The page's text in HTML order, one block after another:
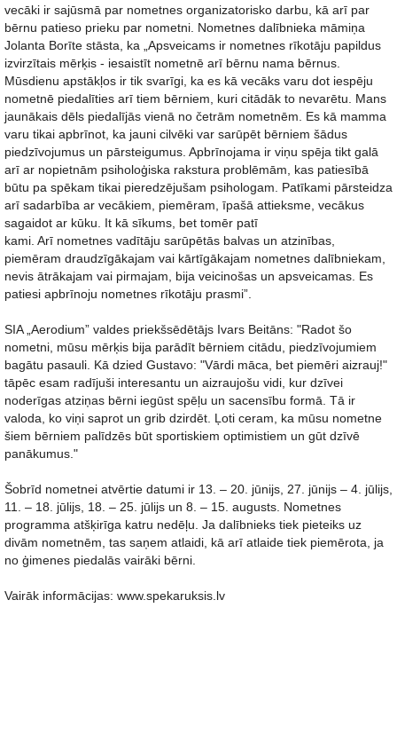
vecāki ir sajūsmā par nometnes organizatorisko darbu, kā arī par
bērnu patieso prieku par nometni. Nometnes dalībnieka māmiņa
Jolanta Borīte stāsta, ka „Apsveicams ir nometnes rīkotāju papildus
izvirzītais mērķis - iesaistīt nometnē arī bērnu nama bērnus.
Mūsdienu apstākļos ir tik svarīgi, ka es kā vecāks varu dot iespēju
nometnē piedalīties arī tiem bērniem, kuri citādāk to nevarētu. Mans
jaunākais dēls piedalījās vienā no četrām nometnēm. Es kā mamma
varu tikai apbrīnot, ka jauni cilvēki var sarūpēt bērniem šādus
piedzīvojumus un pārsteigumus. Apbrīnojama ir viņu spēja tikt galā
arī ar nopietnām psiholoģiska rakstura problēmām, kas patiesībā
būtu pa spēkam tikai pieredzējušam psihologam. Patīkami pārsteidza
arī sadarbība ar vecākiem, piemēram, īpašā attieksme, vecākus
sagaidot ar kūku. It kā sīkums, bet tomēr patī
kami. Arī nometnes vadītāju sarūpētās balvas un atzinības,
piemēram draudzīgākajam vai kārtīgākajam nometnes dalībniekam,
nevis ātrākajam vai pirmajam, bija veicinošas un apsveicamas. Es
patiesi apbrīnoju nometnes rīkotāju prasmi”.
SIA „Aerodium” valdes priekšsēdētājs Ivars Beitāns: "Radot šo
nometni, mūsu mērķis bija parādīt bērniem citādu, piedzīvojumiem
bagātu pasauli. Kā dzied Gustavo: "Vārdi māca, bet piemēri aizrauj!"
tāpēc esam radījuši interesantu un aizraujošu vidi, kur dzīvei
noderīgas atziņas bērni iegūst spēļu un sacensību formā. Tā ir
valoda, ko viņi saprot un grib dzirdēt. Ļoti ceram, ka mūsu nometne
šiem bērniem palīdzēs būt sportiskiem optimistiem un gūt dzīvē
panākumus."
Šobrīd nometnei atvērtie datumi ir 13. – 20. jūnijs, 27. jūnijs – 4. jūlijs,
11. – 18. jūlijs, 18. – 25. jūlijs un 8. – 15. augusts. Nometnes
programma atšķirīga katru nedēļu. Ja dalībnieks tiek pieteiks uz
divām nometnēm, tas saņem atlaidi, kā arī atlaide tiek piemērota, ja
no ģimenes piedalās vairāki bērni.
Vairāk informācijas: www.spekaruksis.lv